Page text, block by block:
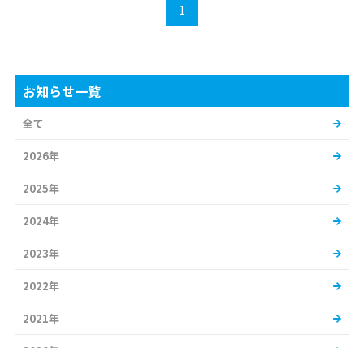
1
お知らせ一覧
全て
2026年
2025年
2024年
2023年
2022年
2021年